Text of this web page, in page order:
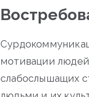
мотивации
слабослышащих